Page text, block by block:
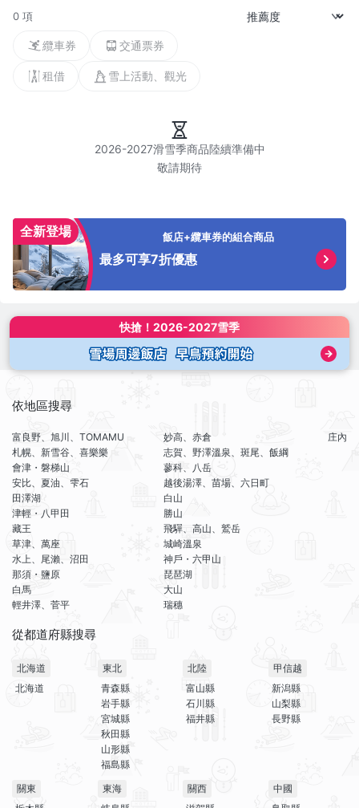
0 項
纜車券 交通票券
租借 雪上活動、觀光
2026-2027滑雪季商品陸續準備中
全新登場 飯店+纜車券的組合商品
最多可享7折優惠
快搶！ 2026-2027雪季
依地區搜尋
富良野、旭川、TOMAMU
札幌、新雪谷、喜樂樂
會津・磐梯山
安比、夏油、雫石
田澤湖
津輕・八甲田
藏王
草津、萬座
水上、尾瀨、沼田
那須・鹽原
白馬
輕井澤、菅平
妙高、赤倉
志賀、野澤溫泉、斑尾、飯綱
蓼科、八岳
越後湯澤、苗場、六日町
白山
勝山
飛驒、高山、鷲岳
城崎溫泉
神戶・六甲山
琵琶湖
大山
瑞穗
庄內
從都道府縣搜尋
北海道
北海道
東北
青森縣
岩手縣
宮城縣
秋田縣
山形縣
福島縣
北陸
富山縣
石川縣
福井縣
甲信越
新潟縣
山梨縣
長野縣
關東
東海
關西
中國